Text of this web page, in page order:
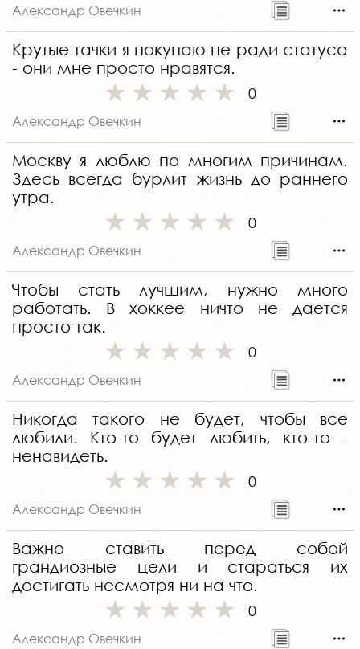
Александр Овечкин
Крутые тачки я покупаю не ради статуса
- они мне просто нравятся.
0
Александр Овечкин
Москву я люблю по многим причинам.
Здесь всегда бурлит жизнь до раннего
утра.
0
Александр Овечкин
Чтобы стать лучшим, нужно много
работать. В хоккее ничто не дается
просто так.
0
Александр Овечкин
Никогда такого не будет, чтобы все
любили. Кто-то будет любить, кто-то -
ненавидеть.
0
Александр Овечкин
Важно ставить перед собой
грандиозные цели и стараться их
достигать несмотря ни на что.
0
Александр Овечкин